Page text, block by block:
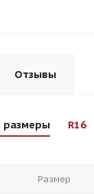
Отзывы
размеры R16
Размер